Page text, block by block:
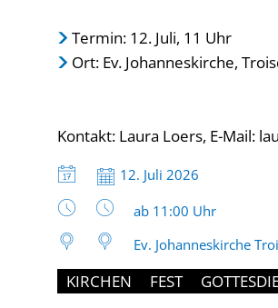
Termin: 12. Juli, 11 Uhr
Ort: Ev. Johanneskirche,
Kontakt: Laura Loers, E-Mail:
Datum:
12. Juli 2026
Uhrzeit:
ab 11:00 Uhr
Ev. Johanneskirche
KIRCHEN FEST